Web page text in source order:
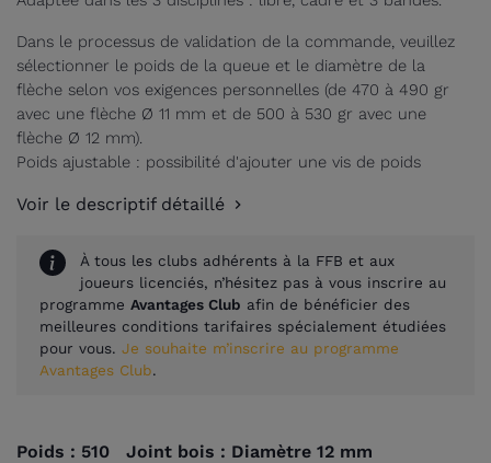
(1 avis)
Dans le processus de validation de la commande, veuillez
sélectionner le poids de la queue et le diamètre de la
flèche selon vos exigences personnelles (de 470 à 490 gr
avec une flèche Ø 11 mm et de 500 à 530 gr avec une
flèche Ø 12 mm).
Poids ajustable : possibilité d'ajouter une vis de poids
Voir le descriptif détaillé
À tous les clubs adhérents à la FFB et aux
joueurs licenciés, n’hésitez pas à vous inscrire au
programme Avantages Club afin de bénéficier des
meilleures conditions tarifaires spécialement étudiées
pour vous. Je souhaite m’inscrire au programme
Avantages Club.
Poids : 510 Joint bois : Diamètre 12 mm